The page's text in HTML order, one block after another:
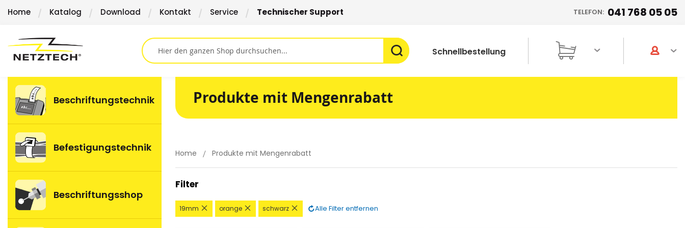
Direkt
Home Katalog Download Kontakt Service Technischer Support TELEFON: 041 768 05 05
Schnellbestellung
Beschriftungstechnik
Befestigungstechnik
Beschriftungsshop
Produkte mit Mengenrabatt
Home Produkte mit Mengenrabatt
Filter
19mm
Diesen
Artikel
orange
Diesen
Artikel
schwarz
Diesen
Artikel
Alle Filter entfernen